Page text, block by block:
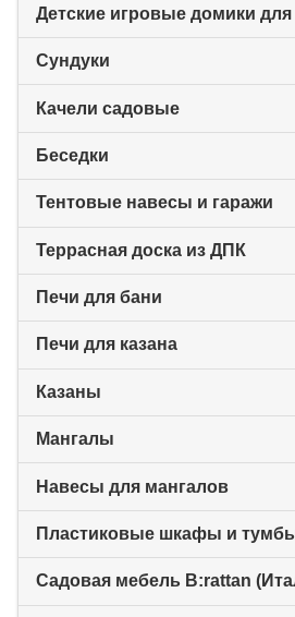
Детские игровые домики для
Сундуки
Качели садовые
Беседки
Тентовые навесы и гаражи
Террасная доска из ДПК
Печи для бани
Печи для казана
Казаны
Мангалы
Навесы для мангалов
Пластиковые шкафы и
Садовая мебель B:rattan